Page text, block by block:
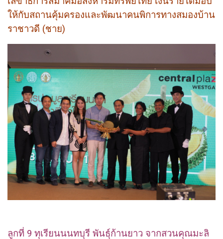
ให้กับสถานคุ้มครองและพัฒนาคนพิการทางสมองบ้าน
ราชาวดี (ชาย)
ลูกที่ 9 ทุเรียนนนทบุรี พันธุ์ก้านยาว จากสวนคุณมะลิ